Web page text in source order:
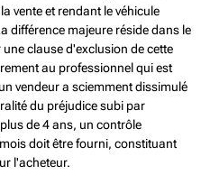
vente et rendant le véhicule
différence majeure réside dans le
clause d'exclusion de cette
au professionnel qui est
vendeur a sciemment dissimulé
du préjudice subi par
de 4 ans, un contrôle
doit être fourni, constituant
l'acheteur.